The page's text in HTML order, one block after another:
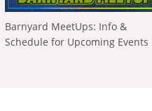
Barnyard MeetUps: Info &
Schedule for Upcoming Events